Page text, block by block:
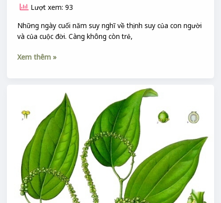
Lượt xem: 93
Những ngày cuối năm suy nghĩ về thịnh suy của con người
và của cuộc đời. Càng không còn trẻ,
Xem thêm »
BÉ
NHỎ
SÂU
CAY